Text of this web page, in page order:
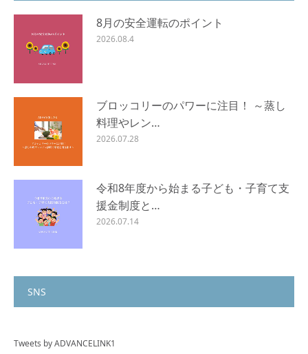
8月の安全運転のポイント
2026.08.4
ブロッコリーのパワーに注目！ ～蒸し
料理やレン…
2026.07.28
令和8年度から始まる子ども・子育て支
援金制度と…
2026.07.14
SNS
Tweets by ADVANCELINK1